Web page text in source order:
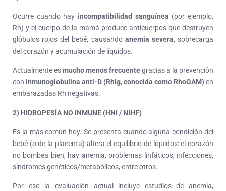
Ocurre cuando hay incompatibilidad sanguínea (por ejemplo,
Rh) y el cuerpo de la mamá produce anticuerpos que destruyen
glóbulos rojos del bebé, causando anemia severa, sobrecarga
del corazón y acumulación de líquidos.
Actualmente esmucho menos frecuentegracias a la prevención
con inmunoglobulina anti-D (RhIg, conocida como RhoGAM) en
embarazadas Rh negativas.
2) HIDROPESÍA NO INMUNE (HNI / NIHF)
Es la más común hoy. Se presenta cuando alguna condición del
bebé (o de la placenta) altera el equilibrio de líquidos: el corazón
no bombea bien, hay anemia, problemas linfáticos, infecciones,
síndromes genéticos/metabólicos, entre otros.
Por eso la evaluación actual incluye estudios de anemia,